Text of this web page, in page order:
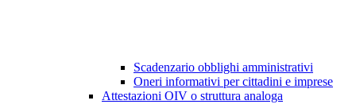
Scadenzario obblighi amministrativi
Oneri informativi per cittadini e imprese
Attestazioni OIV o struttura analoga